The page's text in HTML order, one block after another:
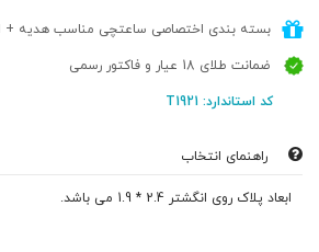
بسته بندی اختصاصی ساعتچی مناسب هدیه +
ضمانت طلای 18 عیار و فاکتور رسمی
کد استاندارد: T1921
راهنمای انتخاب
ابعاد پلاک روی انگشتر 2.4 * 1.9 می باشد.